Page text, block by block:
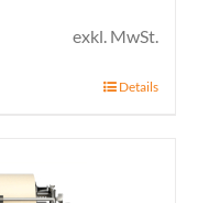
exkl. MwSt.
Details